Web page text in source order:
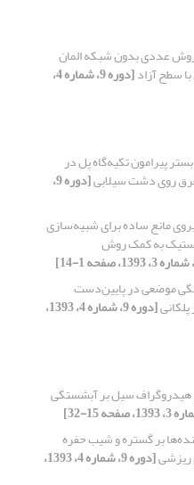
روش عددی بدون شبکه المان
سطح آزاد [دوره 9، شماره 4،
پیرامون تکیه‌گاه پل در
روی دشت سیلابی [دوره 9،
مانع ساده برای شبیه‌سازی
به کمک روش
موضعی در پایین‌دست
[دوره 9، شماره 4، 1393،
هیدروگراف سیل بر آبشستگی
بر گستره و شیب حفره
[دوره 9، شماره 4، 1393،